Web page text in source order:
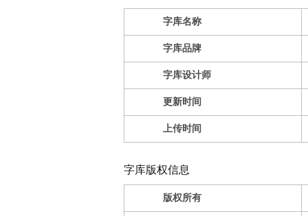
字库名称
字库品牌
字库设计师
更新时间
上传时间
字库版权信息
版权所有